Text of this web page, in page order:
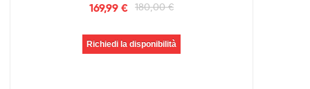
180,00€
169,99€
Richiedi la disponibilità